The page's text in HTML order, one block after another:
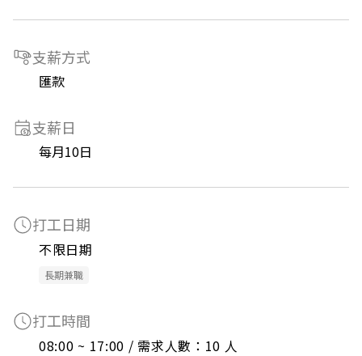
支薪方式
匯款
支薪日
每月10日
打工日期
不限日期
長期兼職
打工時間
08:00 ~ 17:00 / 需求人數：10 人